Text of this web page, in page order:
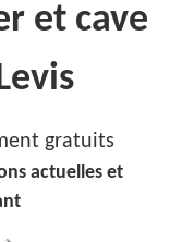
et cave
gratuits
actuelles et